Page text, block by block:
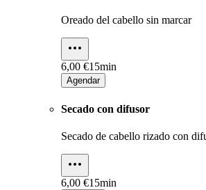
Oreado del cabello sin marcar
6,00 €15min
Agendar
Secado con difusor
Secado de cabello rizado con
6,00 €15min